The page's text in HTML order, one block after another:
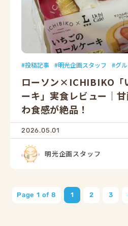
投稿記事 明光企画スタッフ グ
ローソン×ICHIBIKO「
ーキ」実食レビュー｜
わ食感が絶品！
2026.05.01
明光企画スタッフ
Page 1 of 8 1 2 3